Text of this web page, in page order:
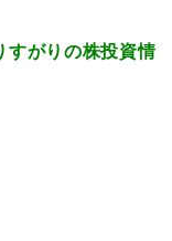
がりの株投資情